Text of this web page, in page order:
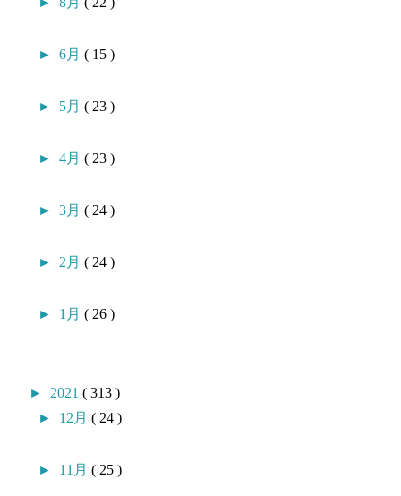
►6月( 15 )
► 5月( 23 )
►4月( 23 )
►3月( 24 )
► 2月( 24 )
► 1月( 26 )
► 2021( 313 )
► 12月( 24 )
► 11月( 25 )